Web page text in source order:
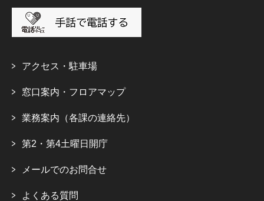
アクセス・駐車場
窓口案内・フロアマップ
業務案内（各課の連絡先）
第2・第4土曜日開庁
メールでのお問合せ
よくある質問